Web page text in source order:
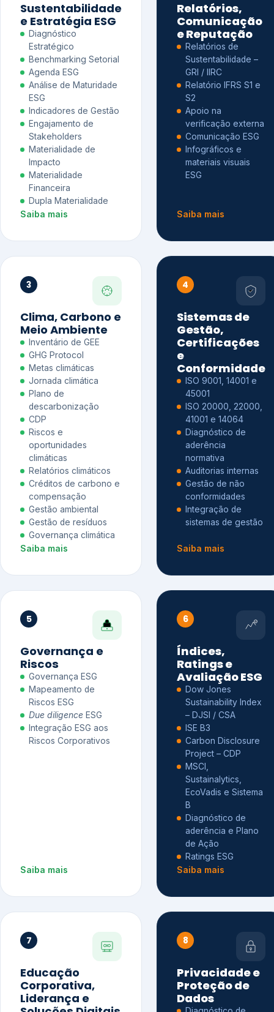
Sustentabilidade
e Estratégia ESG
Diagnóstico
Estratégico
Benchmarking Setorial
Agenda ESG
Análise de Maturidade
ESG
Indicadores de Gestão
Engajamento de
Stakeholders
Materialidade de
Impacto
Materialidade
Financeira
Dupla Materialidade
Saiba mais
Relatórios,
Comunicação
e Reputação
Relatórios de
Sustentabilidade –
GRI / IIRC
Relatório IFRS S1 e
S2
Apoio na
verificação externa
Comunicação ESG
Infográficos e
materiais visuais
ESG
Saiba mais
3
Clima, Carbono e
Meio Ambiente
Inventário de GEE
GHG Protocol
Metas climáticas
Jornada climática
Plano de
descarbonização
CDP
Riscos e
oportunidades
climáticas
Relatórios climáticos
Créditos de carbono e
compensação
Gestão ambiental
Gestão de resíduos
Governança climática
Saiba mais
4
Sistemas de
Gestão,
Certificações
e
Conformidade
ISO 9001, 14001 e
45001
ISO 20000, 22000,
41001 e 14064
Diagnóstico de
aderência
normativa
Auditorias internas
Gestão de não
conformidades
Integração de
sistemas de gestão
Saiba mais
5
Governança e
Riscos
Governança ESG
Mapeamento de
Riscos ESG
Due diligence ESG
Integração ESG aos
Riscos Corporativos
Saiba mais
6
Índices,
Ratings e
Avaliação ESG
Dow Jones
Sustainability Index
– DJSI / CSA
ISE B3
Carbon Disclosure
Project – CDP
MSCI,
Sustainalytics,
EcoVadis e Sistema
B
Diagnóstico de
aderência e Plano
de Ação
Ratings ESG
Saiba mais
7
Educação
Corporativa,
Liderança e
8
Privacidade e
Proteção de
Dados